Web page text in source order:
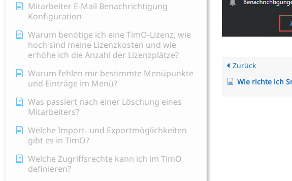
Mitarbeiter E-Mail Benachrichtigung
Konfiguration
Warum benötige ich eine TimO-Lizenz, wie
hoch sind meine Lizenzkosten und wie
erhöhe ich die Anzahl der Lizenzplätze?
Warum fehlen mir bestimmte Menüpunkte
und Einträge im Menü?
Was passiert nach einer Löschung eines
Mitarbeiters?
Welche Import- und Exportmöglichkeiten
gibt es in TimO?
Welche Zugriffsrechte kann ich im TimO
definieren?
Zurück
Wie richte ich Smartphone